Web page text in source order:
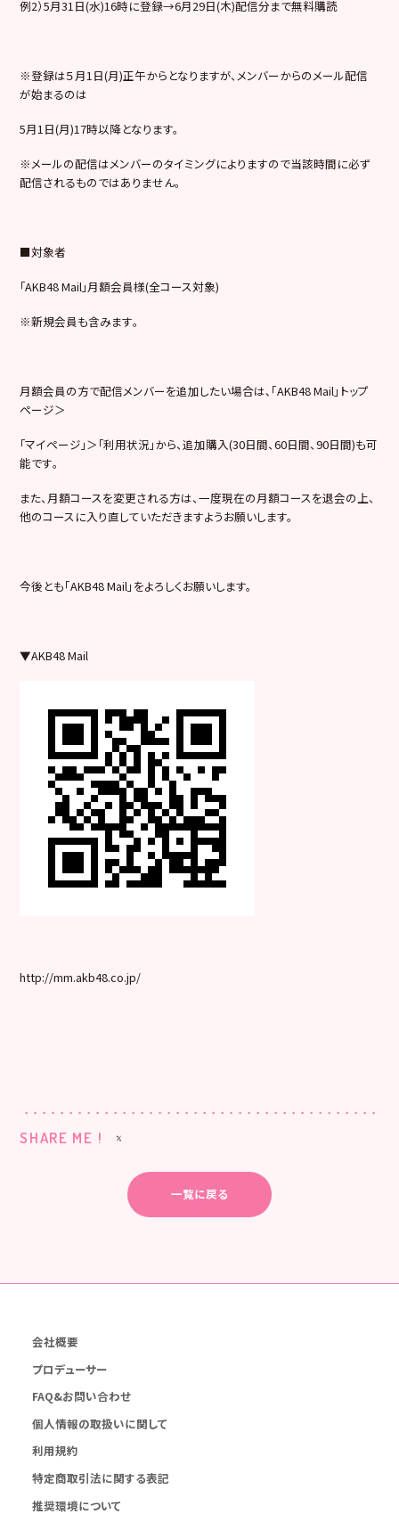
例2）5月31日(水)16時に登録→6月29日(木)配信分まで無料購読
※登録は５月1日(月)正午からとなりますが、メンバーからのメール配信
が始まるのは
5月1日(月)17時以降となります。
※メールの配信はメンバーのタイミングによりますので当該時間に必ず
配信されるものではありません。
■対象者
｢AKB48 Mail｣月額会員様(全コース対象)
※新規会員も含みます｡
月額会員の方で配信メンバーを追加したい場合は､「AKB48 Mail」トップ
ページ＞
｢マイページ｣＞｢利用状況｣から、追加購入(30日間、60日間、90日間)も可
能です｡
また、月額コースを変更される方は、一度現在の月額コースを退会の上、
他のコースに入り直していただきますようお願いします。
今後とも「AKB48 Mail」をよろしくお願いします。
▼AKB48 Mail
http://mm.akb48.co.jp/
SHARE ME !
一覧に戻る
会社概要
プロデューサー
FAQ&お問い合わせ
個人情報の取扱いに関して
利用規約
特定商取引法に関する表記
推奨環境について